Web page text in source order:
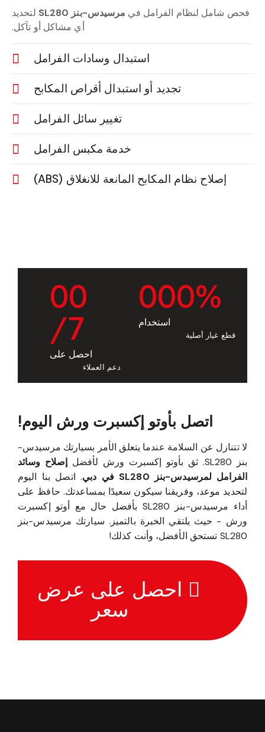
فحص شامل لنظام الفرامل في مرسيدس-بنز SL280
لتحديد
أي مشاكل أو تآكل.
استبدال وسادات الفرامل
تجديد أو استبدال أقراص المكابح
تغيير سائل الفرامل
خدمة مكبس الفرامل
إصلاح نظام المكابح المانعة للانغلاق (ABS)
000%
استخدام
قطع غيار أصلية
00
/7
احصل على
دعم العملاء
اتصل بأوتو إكسبرت ورش اليوم!
لا تتنازل عن السلامة عندما يتعلق الأمر بسيارتك مرسيدس-
بنز SL280. ثق بأوتو إكسبرت ورش لأفضل
إصلاح وسائد
الفرامل لمرسيدس-بنز SL280 في دبي
. اتصل بنا اليوم
لتحديد موعد، وفريقنا سيكون سعيدًا بمساعدتك. حافظ على
أداء مرسيدس-بنز SL280 بأفضل حال مع أوتو إكسبرت
ورش - حيث يلتقي الخبرة بالتميز. سيارتك مرسيدس-بنز
SL280 تستحق الأفضل، وأنت كذلك!
احصل على عرض
سعر